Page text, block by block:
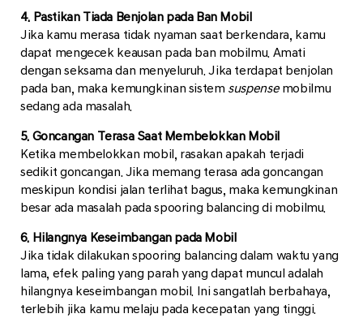
4. Pastikan Tiada Benjolan pada Ban Mobil
Jika kamu merasa tidak nyaman saat berkendara, kamu
dapat mengecek keausan pada ban mobilmu. Amati
dengan seksama dan menyeluruh. Jika terdapat benjolan
pada ban, maka kemungkinan sistem suspensemobilmu
sedang ada masalah.
5. Goncangan Terasa Saat Membelokkan Mobil
Ketika membelokkan mobil, rasakan apakah terjadi
sedikit goncangan. Jika memang terasa ada goncangan
meskipun kondisi jalan terlihat bagus, maka kemungkinan
besar ada masalah pada spooring balancing di mobilmu.
6. Hilangnya Keseimbangan pada Mobil
Jika tidak dilakukan spooring balancing dalam waktu yang
lama, efek paling yang parah yang dapat muncul adalah
hilangnya keseimbangan mobil. Ini sangatlah berbahaya,
terlebih jika kamu melaju pada kecepatan yang tinggi.